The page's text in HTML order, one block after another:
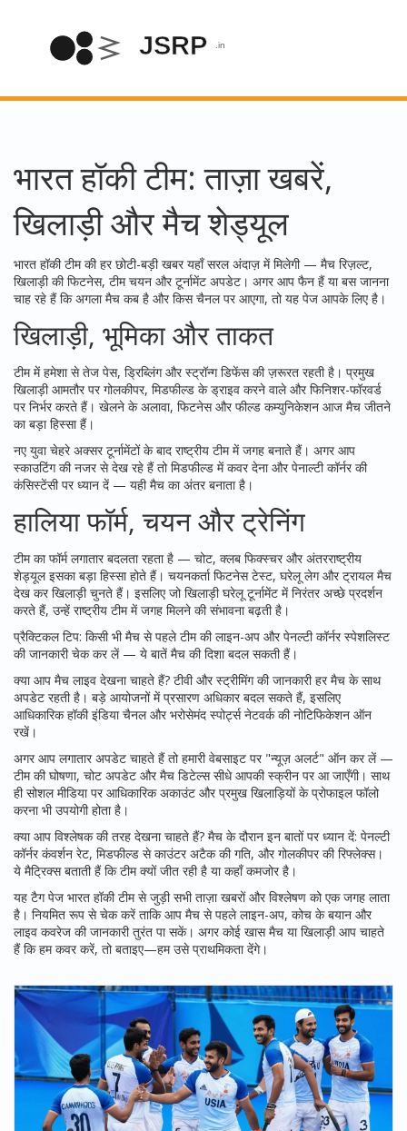
भारत हॉकी टीम: ताज़ा खबरें,
खिलाड़ी और मैच शेड्यूल
भारत हॉकी टीम की हर छोटी-बड़ी खबर यहाँ सरल अंदाज़ में मिलेगी — मैच रिज़ल्ट,
खिलाड़ी की फिटनेस, टीम चयन और टूर्नामेंट अपडेट। अगर आप फैन हैं या बस जानना
चाह रहे हैं कि अगला मैच कब है और किस चैनल पर आएगा, तो यह पेज आपके लिए है।
खिलाड़ी, भूमिका और ताकत
टीम में हमेशा से तेज पेस, ड्रिब्लिंग और स्ट्रॉन्ग डिफेंस की ज़रूरत रहती है। प्रमुख
खिलाड़ी आमतौर पर गोलकीपर, मिडफील्ड के ड्राइव करने वाले और फिनिशर-फॉरवर्ड
पर निर्भर करते हैं। खेलने के अलावा, फिटनेस और फील्ड कम्युनिकेशन आज मैच जीतने
का बड़ा हिस्सा हैं।
नए युवा चेहरे अक्सर टूर्नामेंटों के बाद राष्ट्रीय टीम में जगह बनाते हैं। अगर आप
स्काउटिंग की नजर से देख रहे हैं तो मिडफील्ड में कवर देना और पेनाल्टी कॉर्नर की
कंसिस्टेंसी पर ध्यान दें — यही मैच का अंतर बनाता है।
हालिया फॉर्म, चयन और ट्रेनिंग
टीम का फॉर्म लगातार बदलता रहता है — चोट, क्लब फिक्स्चर और अंतरराष्ट्रीय
शेड्यूल इसका बड़ा हिस्सा होते हैं। चयनकर्ता फिटनेस टेस्ट, घरेलू लेग और ट्रायल मैच
देख कर खिलाड़ी चुनते हैं। इसलिए जो खिलाड़ी घरेलू टूर्नामेंट में निरंतर अच्छे प्रदर्शन
करते हैं, उन्हें राष्ट्रीय टीम में जगह मिलने की संभावना बढ़ती है।
प्रैक्टिकल टिप: किसी भी मैच से पहले टीम की लाइन-अप और पेनल्टी कॉर्नर स्पेशलिस्ट
की जानकारी चेक कर लें — ये बातें मैच की दिशा बदल सकती हैं।
क्या आप मैच लाइव देखना चाहते हैं? टीवी और स्ट्रीमिंग की जानकारी हर मैच के साथ
अपडेट रहती है। बड़े आयोजनों में प्रसारण अधिकार बदल सकते हैं, इसलिए
आधिकारिक हॉकी इंडिया चैनल और भरोसेमंद स्पोर्ट्स नेटवर्क की नोटिफिकेशन ऑन
रखें।
अगर आप लगातार अपडेट चाहते हैं तो हमारी वेबसाइट पर "न्यूज़ अलर्ट" ऑन कर लें —
टीम की घोषणा, चोट अपडेट और मैच डिटेल्स सीधे आपकी स्क्रीन पर आ जाएँगी। साथ
ही सोशल मीडिया पर आधिकारिक अकाउंट और प्रमुख खिलाड़ियों के प्रोफाइल फॉलो
करना भी उपयोगी होता है।
क्या आप विश्लेषक की तरह देखना चाहते हैं? मैच के दौरान इन बातों पर ध्यान दें: पेनल्टी
कॉर्नर कंवर्शन रेट, मिडफील्ड से काउंटर अटैक की गति, और गोलकीपर की रिफ्लेक्स।
ये मैट्रिक्स बताती हैं कि टीम क्यों जीत रही है या कहाँ कमजोर है।
यह टैग पेज भारत हॉकी टीम से जुड़ी सभी ताज़ा खबरों और विश्लेषण को एक जगह लाता
है। नियमित रूप से चेक करें ताकि आप मैच से पहले लाइन-अप, कोच के बयान और
लाइव कवरेज की जानकारी तुरंत पा सकें। अगर कोई खास मैच या खिलाड़ी आप चाहते
हैं कि हम कवर करें, तो बताइए—हम उसे प्राथमिकता देंगे।